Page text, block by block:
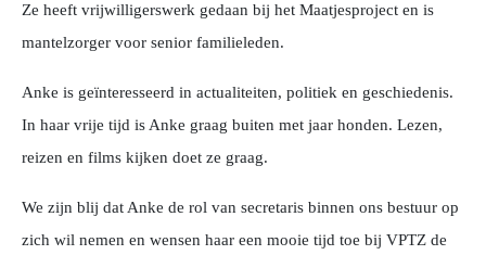
Ze heeft vrijwilligerswerk gedaan bij het Maatjesproject en is
mantelzorger voor senior familieleden.
Anke is geïnteresseerd in actualiteiten, politiek en geschiedenis.
In haar vrije tijd is Anke graag buiten met jaar honden. Lezen,
reizen en films kijken doet ze graag.
We zijn blij dat Anke de rol van secretaris binnen ons bestuur op
zich wil nemen en wensen haar een mooie tijd toe bij VPTZ de